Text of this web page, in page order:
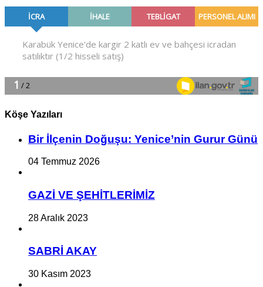
Köşe Yazıları
Bir İlçe­nin Do­ğu­şu: Ye­ni­ce’nin Gurur Günü
04 Temmuz 2026
GAZİ VE ŞEHİTLERİMİZ
28 Aralık 2023
SABRİ AKAY
30 Kasım 2023